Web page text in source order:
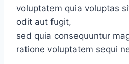
voluptatem quia voluptas
odit aut fugit,
sed quia consequuntur
ratione voluptatem sequi